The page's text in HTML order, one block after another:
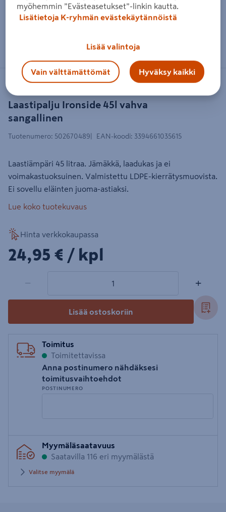
Laastipalju Ironside 45l vahva
sangallinen
Tuotenumero: 502670489 EAN-koodi: 3394661035615
Laastiämpäri 45 litraa. Jämäkkä, laadukas ja ei
voimakastuoksuinen. Valmistettu LDPE-kierrätysmuovista.
Ei sovellu eläinten juoma-astiaksi.
Lue koko tuotekuvaus
Hinta verkkokaupassa
24,95€/kpl
24,95 € / kpl
− +
Lisää ostoskoriin
Toimitus
Toimitettavissa
Anna postinumero nähdäksesi
toimitusvaihtoehdot
POSTINUMERO
postinumero
Myymäläsaatavuus
Saatavilla 116 eri myymälästä
Valitse myymälä
myöhemmin ”Evästeasetukset”-linkin kautta.
Lisätietoja K-ryhmän evästekäytännöistä
Lisää valintoja
Vain välttämättömät Hyväksy kaikki